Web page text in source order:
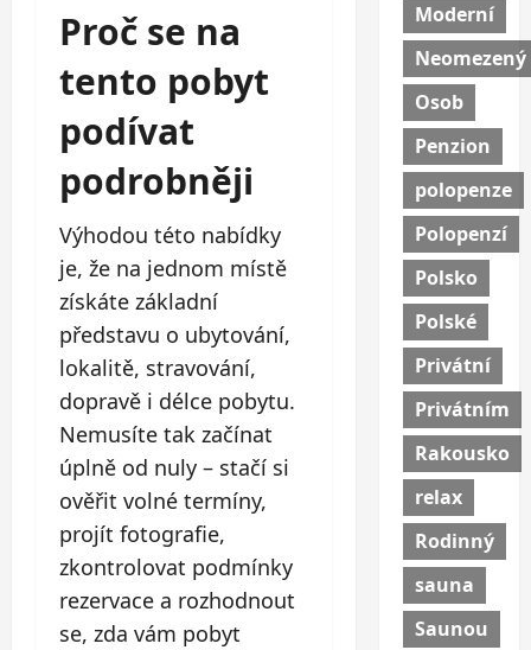
Proč se na
tento pobyt
podívat
podrobněji
Výhodou této nabídky
je, že na jednom místě
získáte základní
představu o ubytování,
lokalitě, stravování,
dopravě i délce pobytu.
Nemusíte tak začínat
úplně od nuly – stačí si
ověřit volné termíny,
projít fotografie,
zkontrolovat podmínky
rezervace a rozhodnout
se, zda vám pobyt
Moderní
Neomezený
Osob
Penzion
polopenze
Polopenzí
Polsko
Polské
Privátní
Privátním
Rakousko
relax
Rodinný
sauna
Saunou